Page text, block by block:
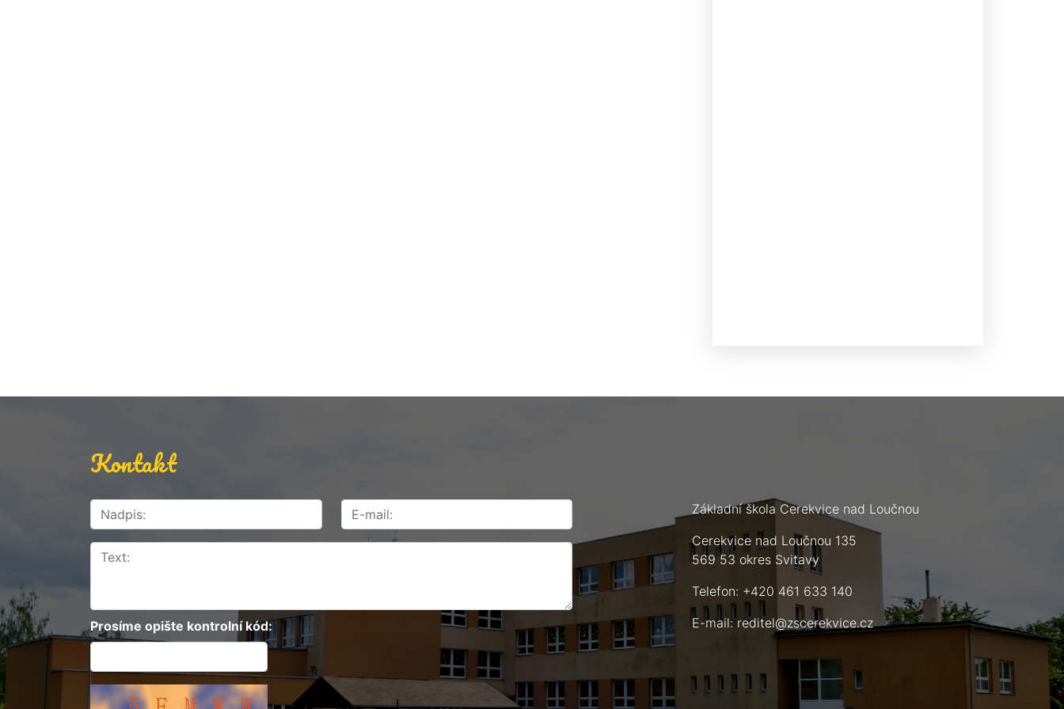
Kontakt
Prosíme opište kontrolní kód:
Základní škola Cerekvice nad Loučnou
Cerekvice nad Loučnou 135
569 53 okres Svitavy
Telefon: +420 461 633 140
E-mail:reditel@zscerekvice.cz